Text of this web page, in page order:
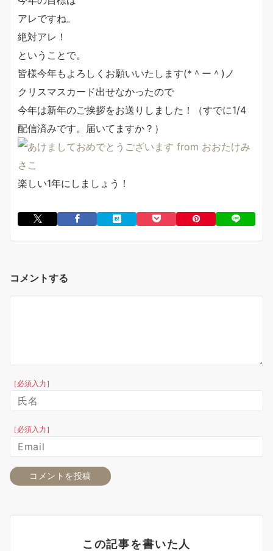
アレですね。
絶対アレ！
ということで。
皆様今年もよろしくお願いいたします(*＾ー＾)ノ
クリスマスカード出せなかったので
今年は新年のご挨拶をお送りしました！（すでに1/4
配信済みです。届いてますか？）
楽しい1年にしましょう！
コメントする
［必須入力］
［必須入力］
この記事を書いた人